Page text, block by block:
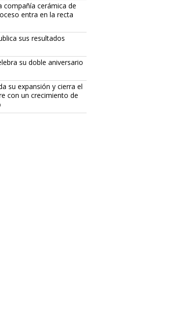
compañía cerámica de
entra en la recta
sus resultados
su doble aniversario
su expansión y cierra el
con un crecimiento de